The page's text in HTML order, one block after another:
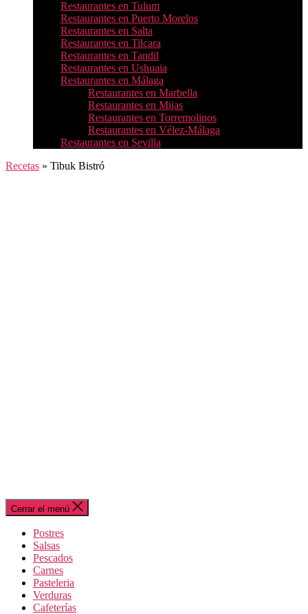
Restaurantes en Tulum
Restaurantes en Puerto Morelos
Restaurantes en Salta
Restaurantes en Tilcara
Restaurantes en Tandil
Restaurantes en Ushuaia
Restaurantes en Málaga
Restaurantes en Marbella
Restaurantes en Mijas
Restaurantes en Torremolinos
Restaurantes en Vélez-Málaga
Restaurantes en Sevilla
Recetas » Tibuk Bistró
Cerrar el menú
Postres
Salsas
Pescados
Carnes
Pasteleria
Verduras
Cafeterías